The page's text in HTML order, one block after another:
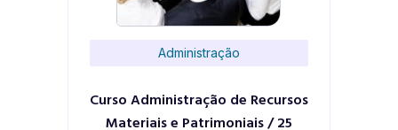
Administração
Curso Administração de Recursos
Materiais e Patrimoniais / 25